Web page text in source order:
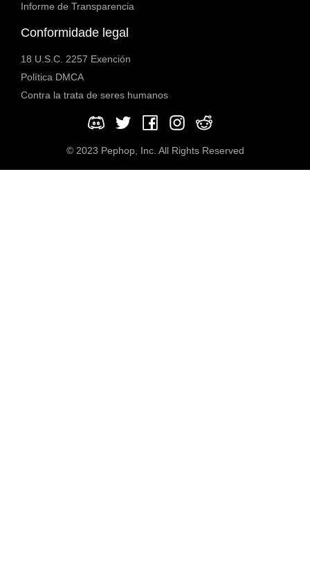
Informe de Transparencia
Conformidade legal
18 U.S.C. 2257 Exención
Política DMCA
Contra la trata de seres humanos
© 2023 Pephop, Inc. All Rights Reserved